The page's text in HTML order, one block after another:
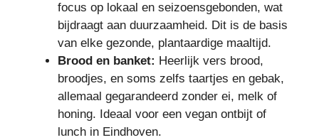
focus op lokaal en seizoensgebonden, wat
bijdraagt aan duurzaamheid. Dit is de basis
van elke gezonde, plantaardige maaltijd.
Brood en banket: Heerlijk vers brood,
broodjes, en soms zelfs taartjes en gebak,
allemaal gegarandeerd zonder ei, melk of
honing. Ideaal voor een vegan ontbijt of
lunch in Eindhoven.